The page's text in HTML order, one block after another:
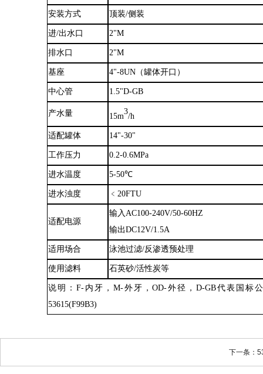
安装方式 顶装/侧装
进/出水口 2"M
排水口 2"M
基座 4"-8UN（罐体开口）
中心管 1.5"D-GB
产水量 15m
3
/h
适配罐体 14"-30"
工作压力 0.2-0.6MPa
进水温度 5-50℃
进水浊度 ﹤20FTU
适配电源
输入AC100-240V/50-60HZ
输出DC12V/1.5A
适用场合 泳池过滤/反渗透预处理
使用滤料 石英砂/活性炭等
说明：F-内牙，M-外牙，OD-外径，D-GB代表国标
53615(F99B3)
下一条：